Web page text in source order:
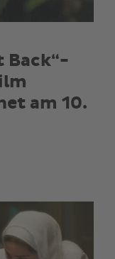
Back“-
am 10.